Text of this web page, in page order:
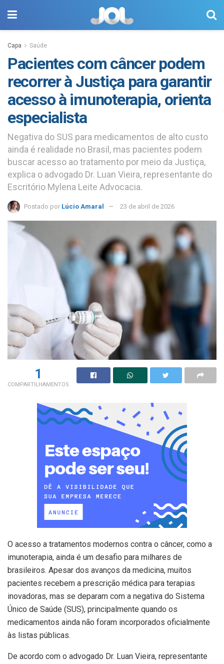
Capa Saúde
Pacientes com câncer podem
recorrer à Justiça para garantir
acesso à imunoterapia, orienta
especialista
Negativa do SUS para medicamentos de alto custo
ainda é realidade no Brasil, mas pacientes podem
buscar acesso ao tratamento por meio da Justiça,
explica o advogado Dr. Luan Vieira, representante do
Escritório Mylena Leite Advocacia.
Postado por Lúcio Amaral 23 de abril de 2026
1
COMPARTILHAMENTOS
O acesso a tratamentos modernos contra o câncer, como a
imunoterapia, ainda é um desafio para milhares de
brasileiros. Apesar dos avanços da medicina, muitos
pacientes recebem a prescrição médica para terapias
inovadoras, mas se deparam com a negativa do Sistema
Único de Saúde (SUS), principalmente quando os
medicamentos ainda não foram incorporados oficialmente
às listas públicas.
De acordo com o advogado Dr. Luan Vieira, representante